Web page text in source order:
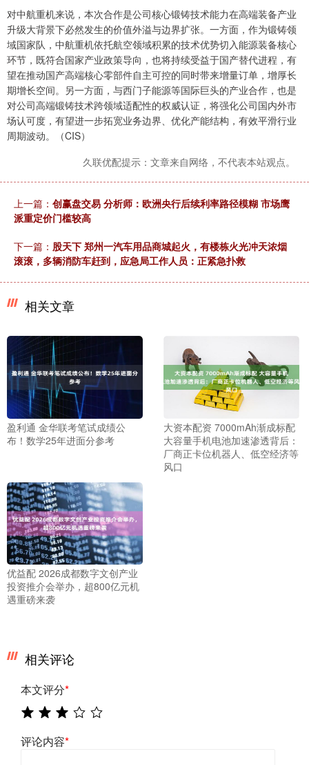
对中航重机来说，本次合作是公司核心锻铸技术能力在高端装备产业
升级大背景下必然发生的价值外溢与边界扩张。一方面，作为锻铸领
域国家队，中航重机依托航空领域积累的技术优势切入能源装备核心
环节，既符合国家产业政策导向，也将持续受益于国产替代进程，有
望在推动国产高端核心零部件自主可控的同时带来增量订单，增厚长
期增长空间。另一方面，与西门子能源等国际巨头的产业合作，也是
对公司高端锻铸技术跨领域适配性的权威认证，将强化公司国内外市
场认可度，有望进一步拓宽业务边界、优化产能结构，有效平滑行业
周期波动。（CIS）
久联优配提示：文章来自网络，不代表本站观点。
上一篇： 创赢盘交易 分析师：欧洲央行后续利率路径模糊 市场鹰
派重定价门槛较高
下一篇： 股天下 郑州一汽车用品商城起火，有楼栋火光冲天浓烟
滚滚，多辆消防车赶到，应急局工作人员：正紧急扑救
相关文章
盈利通 金华联考笔试成绩公
布！数学25年进面分参考
大资本配资 7000mAh渐成标配
大容量手机电池加速渗透背后：
厂商正卡位机器人、低空经济等
风口
优益配 2026成都数字文创产业
投资推介会举办，超800亿元机
遇重磅来袭
相关评论
本文评分*
评论内容*